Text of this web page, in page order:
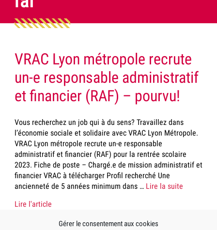
Gérer le consentement aux cookies
VRAC Lyon métropole recrute
un-e responsable administratif
et financier (RAF) – pourvu!
Vous recherchez un job qui à du sens? Travaillez dans
l’économie sociale et solidaire avec VRAC Lyon Métropole.
VRAC Lyon métropole recrute un-e responsable
administratif et financier (RAF) pour la rentrée scolaire
2023. Fiche de poste – Chargé.e de mission administratif et
financier VRAC à télécharger Profil recherché Une
ancienneté de 5 années minimum dans … Lire la suite
Lire l'article